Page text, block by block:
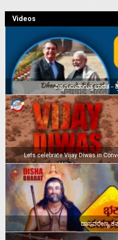
Videos
ವಿಶ್ವಗುರುವಾಗುತ್ತ ಭಾರತ –
Lets celebrate Vijay Diwas in
ದಾಸವರೇಣ್ಯ